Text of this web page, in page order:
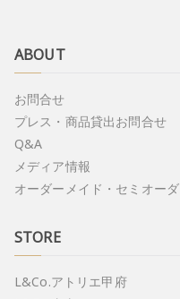
ABOUT
お問合せ
プレス・商品貸出お問合せ
Q&A
メディア情報
オーダーメイド・セミオー
STORE
L&Co.アトリエ甲府